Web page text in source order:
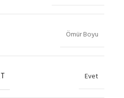
Ömür Boyu
Evet